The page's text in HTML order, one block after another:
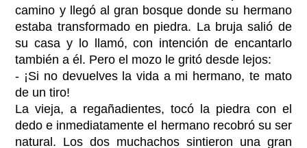
camino y llegó al gran bosque donde su hermano
estaba transformado en piedra. La bruja salió de
su casa y lo llamó, con intención de encantarlo
también a él. Pero el mozo le gritó desde lejos:
- ¡Si no devuelves la vida a mi hermano, te mato
de un tiro!
La vieja, a regañadientes, tocó la piedra con el
dedo e inmediatamente el hermano recobró su ser
natural. Los dos muchachos sintieron una gran